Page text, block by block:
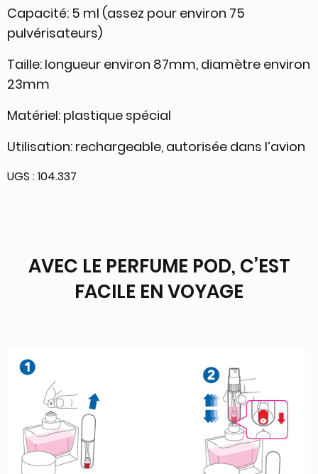
Capacité: 5 ml (assez pour environ 75
pulvérisateurs)
Taille: longueur environ 87mm, diamètre environ
23mm
Matériel: plastique spécial
Utilisation: rechargeable, autorisée dans l’avion
UGS :104.337
AVEC LE PERFUME POD, C’EST
FACILE EN VOYAGE